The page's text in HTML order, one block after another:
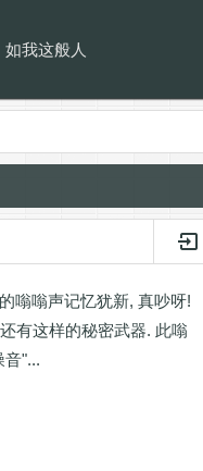
如我这般人
嗡嗡声记忆犹新, 真吵呀!
有这样的秘密武器. 此嗡
音"...